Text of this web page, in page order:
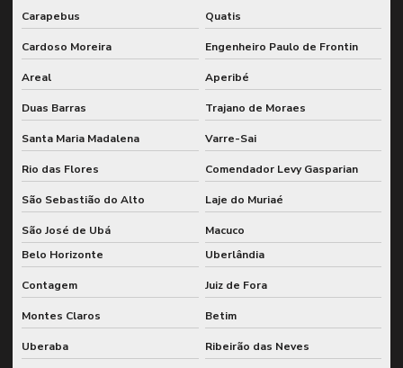
Inspeção de soldagem
Inspeção de soldas
Inspeção de tanques conforme nr13
Inspeção de tubulações conforme nr13
Inspeção por ultrassom em estruturas metálicas
Inspeção vasos de pressão nr13
Lubrificação industrial
Manutenção classe mundial wcm gfman
Manutenção preditiva de engrenagens industriais
Manutenção preventiva e preditiva com sap
Metodologia de grandes paradas
Carapebus Quatis
Cardoso Moreira Engenheiro Paulo de Frontin
Areal Aperibé
Duas Barras Trajano de Moraes
Santa Maria Madalena Varre-Sai
Rio das Flores Comendador Levy Gasparian
São Sebastião do Alto Laje do Muriaé
São José de Ubá
Macuco
Belo Horizonte
Uberlândia
Contagem Juiz de Fora
Montes Claros Betim
Uberaba Ribeirão das Neves